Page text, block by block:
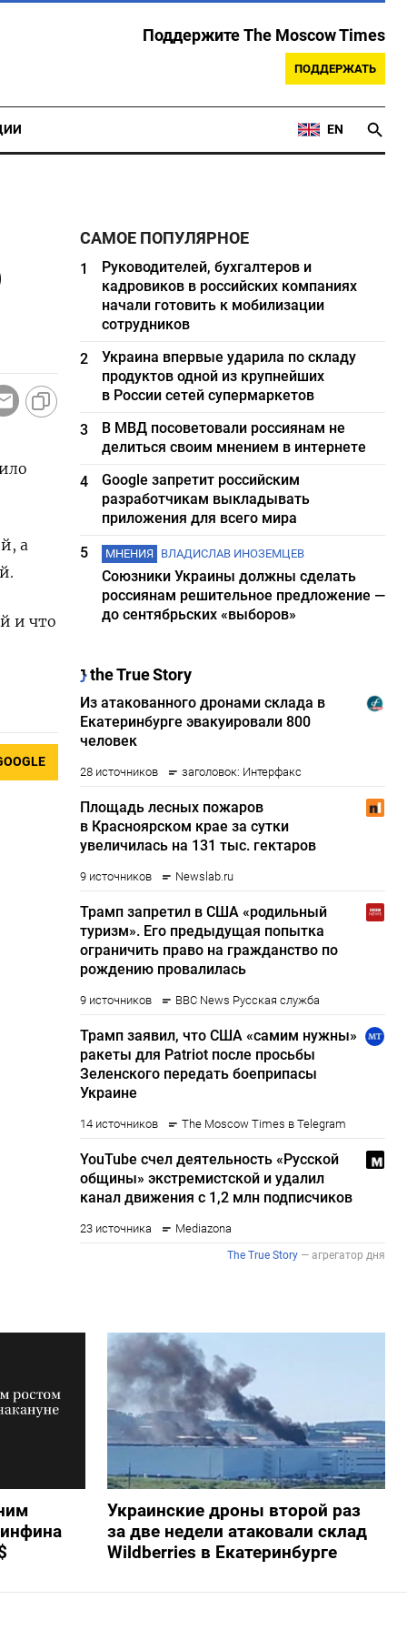
Поддержите The Moscow Times
ПОДДЕРЖАТЬ
EN
а
и что
САМОЕ ПОПУЛЯРНОЕ
1
Руководителей, бухгалтеров и
кадровиков в российских компаниях
начали готовить к мобилизации
сотрудников
2
Украина впервые ударила по складу
продуктов одной из крупнейших
в России сетей супермаркетов
3
В МВД посоветовали россиянам не
делиться своим мнением в интернете
4
Google запретит российским
разработчикам выкладывать
приложения для всего мира
5
МНЕНИЯ ВЛАДИСЛАВ ИНОЗЕМЦЕВ
Союзники Украины должны сделать
россиянам решительное предложение —
до сентябрьских «выборов»
Украинские дроны второй раз
за две недели атаковали склад
Wildberries в Екатеринбурге